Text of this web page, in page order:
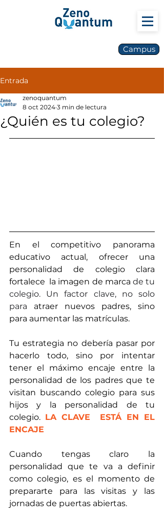
Campus
Entrada
¿Quién es tu colegio?
zenoquantum
8 oct 2024 3 min de lectura
En el competitivo panorama
educativo actual, ofrecer una
personalidad de colegio clara
fortalece  la imagen de marca de tu
colegio. Un factor clave, no solo
para atraer nuevos padres, sino
para aumentar las matrículas.
Tu estrategia no debería pasar por
hacerlo todo, sino por intentar
tener el máximo encaje entre la
personalidad de los padres que te
visitan buscando colegio para sus
hijos y la personalidad de tu
colegio. LA CLAVE  ESTÁ EN EL
ENCAJE
Cuando tengas claro la
personalidad que te va a definir
como colegio, es el momento de
prepararte para las visitas y las
jornadas de puertas abiertas.